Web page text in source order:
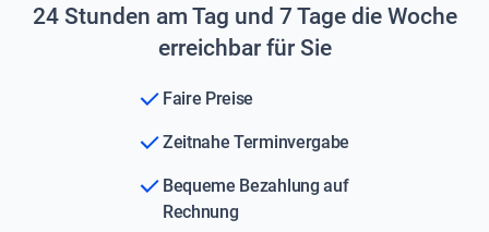
24 Stunden am Tag und 7 Tage die Woche
erreichbar für Sie
Faire Preise
Zeitnahe Terminvergabe
Bequeme Bezahlung auf
Rechnung